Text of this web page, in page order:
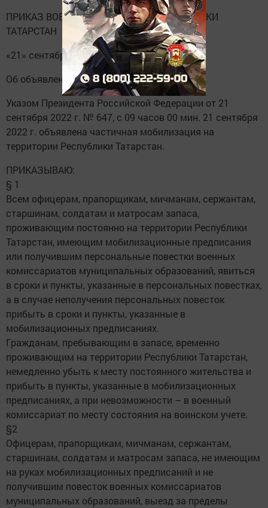
ПРИКАЗ ВОЕННОГО КОМИССАРА РЕСПУБЛИКИ
ТАТАРСТАН
«21» сентября 2022 г. № 183 г. Казань
Об объявлении мобилизации
Указом Президента Российской Федерации от 21
сентября 2022 г. № 647, с 09 часов 00 мин. 21 сентября
2022 г. объявлена частичная мобилизация на
территории Республики Татарстан.
ПРИКАЗЫВАЮ:
§ 1
Всем офицерам, прапорщикам, мичманам, сержантам,
старшинам, солдатам и матросам запаса,
проживающим постоянно на территории Республики
Татарстан, имеющим мобилизационные предписания
или получившим персональные повестки военных
комиссариатов муниципальных образований, явиться
в сроки и пункты, указанные в персональных повестках,
а в случае неполучения персональных повесток
прибыть в сроки и пункты, указанные в
мобилизационных предписаниях.
Гражданам, пребывающим в запасе, временно
проживающим на территории Республики Татарстан,
немедленно убыть к месту постоянного жительства и
прибыть в пункты, указанные в мобилизационных
предписаниях, а при невозможности – в военный
комиссариат по месту состояния на воинском учете.
§2
Офицерам, прапорщикам, мичманам, сержантам,
старшинам, солдатам и матросам запаса, не имеющим
на руках мобилизационных предписаний и не
получившим повесток военных комиссариатов
муниципальных образований, выезд за пределы